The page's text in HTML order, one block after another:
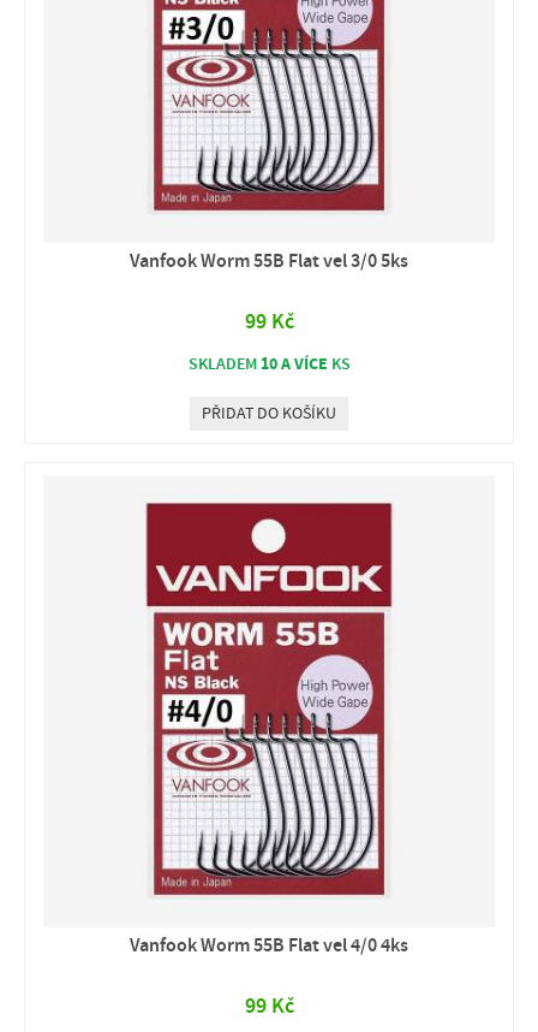
Vanfook Worm 55B Flat vel 3/0 5ks
99 Kč
SKLADEM 10 A VÍCE KS
PŘIDAT DO KOŠÍKU
Vanfook Worm 55B Flat vel 4/0 4ks
99 Kč